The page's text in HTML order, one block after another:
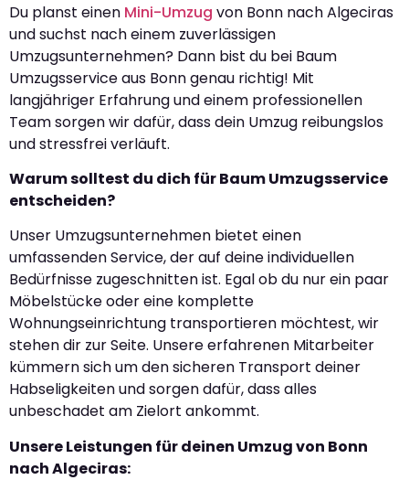
Du planst einen Mini-Umzug von Bonn nach Algeciras
und suchst nach einem zuverlässigen
Umzugsunternehmen? Dann bist du bei Baum
Umzugsservice aus Bonn genau richtig! Mit
langjähriger Erfahrung und einem professionellen
Team sorgen wir dafür, dass dein Umzug reibungslos
und stressfrei verläuft.
Warum solltest du dich für Baum Umzugsservice
entscheiden?
Unser Umzugsunternehmen bietet einen
umfassenden Service, der auf deine individuellen
Bedürfnisse zugeschnitten ist. Egal ob du nur ein paar
Möbelstücke oder eine komplette
Wohnungseinrichtung transportieren möchtest, wir
stehen dir zur Seite. Unsere erfahrenen Mitarbeiter
kümmern sich um den sicheren Transport deiner
Habseligkeiten und sorgen dafür, dass alles
unbeschadet am Zielort ankommt.
Unsere Leistungen für deinen Umzug von Bonn
nach Algeciras: